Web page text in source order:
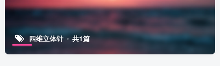
四维立体针 共1篇